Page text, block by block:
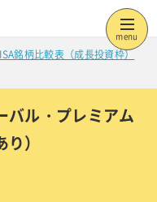
menu
銘柄比較表（成長投資枠）
バル・プレミアム
）